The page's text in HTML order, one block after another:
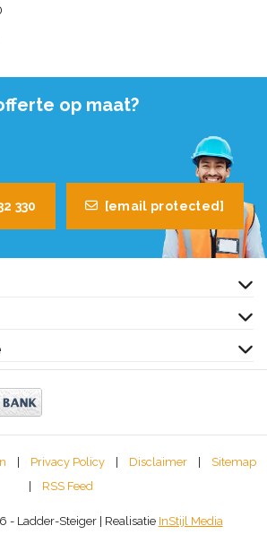
op maat?
330 [email protected]
| Privacy Policy | Disclaimer |
Sitemap
|
RSS Feed
- Ladder-Steiger | Realisatie InStijl Media